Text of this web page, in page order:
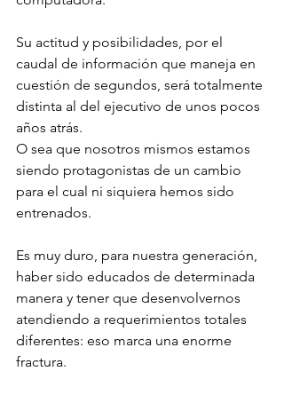
Su actitud y posibilidades, por el
caudal de información que maneja en
cuestión de segundos, será totalmente
distinta al del ejecutivo de unos pocos
años atrás.
O sea que nosotros mismos estamos
siendo protagonistas de un cambio
para el cual ni siquiera hemos sido
entrenados.
Es muy duro, para nuestra generación,
haber sido educados de determinada
manera y tener que desenvolvernos
atendiendo a requerimientos totales
diferentes: eso marca una enorme
fractura.